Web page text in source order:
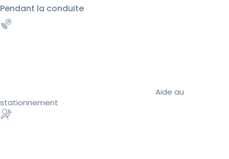
Pendant la conduite
Aide au
stationnement